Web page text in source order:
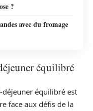
?
avec du fromage
équilibré
équilibré est
face aux défis de la